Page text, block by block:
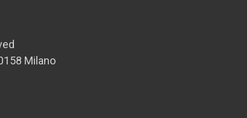
Milano